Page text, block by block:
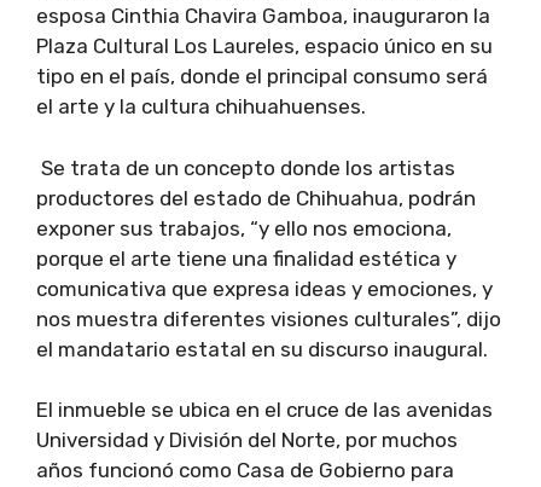
esposa Cinthia Chavira Gamboa, inauguraron la
Plaza Cultural Los Laureles, espacio único en su
tipo en el país, donde el principal consumo será
el arte y la cultura chihuahuenses.
Se trata de un concepto donde los artistas
productores del estado de Chihuahua, podrán
exponer sus trabajos, “y ello nos emociona,
porque el arte tiene una finalidad estética y
comunicativa que expresa ideas y emociones, y
nos muestra diferentes visiones culturales”, dijo
el mandatario estatal en su discurso inaugural.
El inmueble se ubica en el cruce de las avenidas
Universidad y División del Norte, por muchos
años funcionó como Casa de Gobierno para